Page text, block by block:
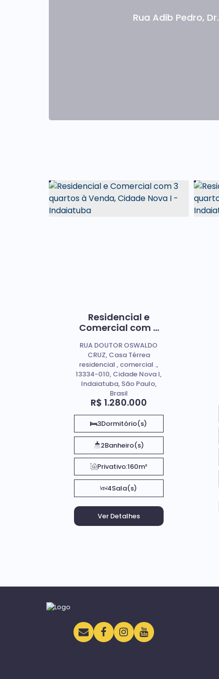
Rua Adib Pedro, Dr.
Residencial e
Comercial com 3
Cidade Nova I -
Indaiatuba
R$ 1.280.000
RUA DOUTOR OSWALDO
CRUZ, Casa Térrea
residencial , comercial .,
13334-010, Cidade Nova I,
Indaiatuba, São Paulo,
Brasil
3Dormitório(s)
2Banheiro(s)
Privativo:160m²
4Sala(s)